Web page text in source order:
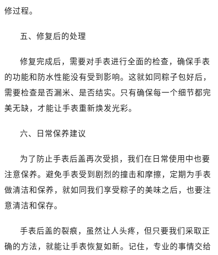
修过程。
五、修复后的处理
修复完成后，需要对手表进行全面的检查，确保手表
的功能和防水性能没有受到影响。这就如同粽子包好后，
需要检查是否漏米、是否结实。只有确保每一个细节都完
美无缺，才能让手表重新焕发光彩。
六、日常保养建议
为了防止手表后盖再次受损，我们在日常使用中也要
注意保养。避免手表受到剧烈的撞击和摩擦，定期为手表
做清洁和保养，就如同我们享受粽子的美味之后，也要注
意清洁和保存。
手表后盖的裂痕，虽然让人头疼，但只要我们采取正
确的方法，就能让手表恢复如新。记住，专业的事情交给